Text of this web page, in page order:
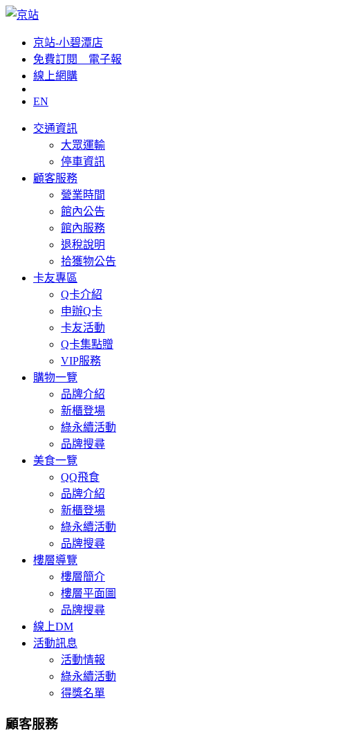
京站-小碧潭店
免費訂閱__電子報
線上網購
EN
交通資訊
大眾運輸
停車資訊
顧客服務
營業時間
館內公告
館內服務
退稅說明
拾獲物公告
卡友專區
Q卡介紹
申辦Q卡
卡友活動
Q卡集點贈
VIP服務
購物一覽
品牌介紹
新櫃登場
綠永續活動
品牌搜尋
美食一覽
QQ飛食
品牌介紹
新櫃登場
綠永續活動
品牌搜尋
樓層導覽
樓層簡介
樓層平面圖
品牌搜尋
線上DM
活動訊息
活動情報
綠永續活動
得獎名單
顧客服務